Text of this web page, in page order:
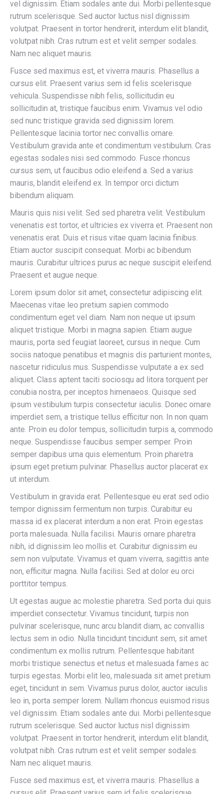
vel dignissim. Etiam sodales ante dui. Morbi pellentesque
rutrum scelerisque. Sed auctor luctus nisl dignissim
volutpat. Praesent in tortor hendrerit, interdum elit blandit,
volutpat nibh. Cras rutrum est et velit semper sodales.
Nam nec aliquet mauris.
Fusce sed maximus est, et viverra mauris. Phasellus a
cursus elit. Praesent varius sem id felis scelerisque
vehicula. Suspendisse nibh felis, sollicitudin eu
sollicitudin at, tristique faucibus enim. Vivamus vel odio
sed nunc tristique gravida sed dignissim lorem.
Pellentesque lacinia tortor nec convallis ornare.
Vestibulum gravida ante et condimentum vestibulum. Cras
egestas sodales nisi sed commodo. Fusce rhoncus
cursus sem, ut faucibus odio eleifend a. Sed a varius
mauris, blandit eleifend ex. In tempor orci dictum
bibendum aliquam.
Mauris quis nisi velit. Sed sed pharetra velit. Vestibulum
venenatis est tortor, et ultricies ex viverra et. Praesent non
venenatis erat. Duis et risus vitae quam lacinia finibus.
Etiam auctor suscipit consequat. Morbi ac bibendum
mauris. Curabitur ultrices purus ac neque suscipit eleifend.
Praesent et augue neque.
Lorem ipsum dolor sit amet, consectetur adipiscing elit.
Maecenas vitae leo pretium sapien commodo
condimentum eget vel diam. Nam non neque ut ipsum
aliquet tristique. Morbi in magna sapien. Etiam augue
mauris, porta sed feugiat laoreet, cursus in neque. Cum
sociis natoque penatibus et magnis dis parturient montes,
nascetur ridiculus mus. Suspendisse vulputate a ex sed
aliquet. Class aptent taciti sociosqu ad litora torquent per
conubia nostra, per inceptos himenaeos. Quisque sed
ipsum vestibulum turpis consectetur iaculis. Donec ornare
imperdiet sem, a tristique tellus efficitur non. In non quam
ante. Proin eu dolor tempus, sollicitudin turpis a, commodo
neque. Suspendisse faucibus semper semper. Proin
semper dapibus urna quis elementum. Proin pharetra
ipsum eget pretium pulvinar. Phasellus auctor placerat ex
ut interdum.
Vestibulum in gravida erat. Pellentesque eu erat sed odio
tempor dignissim fermentum non turpis. Curabitur eu
massa id ex placerat interdum a non erat. Proin egestas
porta malesuada. Nulla facilisi. Mauris ornare pharetra
nibh, id dignissim leo mollis et. Curabitur dignissim eu
sem non vulputate. Vivamus et quam viverra, sagittis ante
non, efficitur magna. Nulla facilisi. Sed at dolor eu orci
porttitor tempus.
Ut egestas augue ac molestie pharetra. Sed porta dui quis
imperdiet consectetur. Vivamus tincidunt, turpis non
pulvinar scelerisque, nunc arcu blandit diam, ac convallis
lectus sem in odio. Nulla tincidunt tincidunt sem, sit amet
condimentum ex mollis rutrum. Pellentesque habitant
morbi tristique senectus et netus et malesuada fames ac
turpis egestas. Morbi elit leo, malesuada sit amet pretium
eget, tincidunt in sem. Vivamus purus dolor, auctor iaculis
leo in, porta semper lorem. Nullam rhoncus euismod risus
vel dignissim. Etiam sodales ante dui. Morbi pellentesque
rutrum scelerisque. Sed auctor luctus nisl dignissim
volutpat. Praesent in tortor hendrerit, interdum elit blandit,
volutpat nibh. Cras rutrum est et velit semper sodales.
Nam nec aliquet mauris.
Fusce sed maximus est, et viverra mauris. Phasellus a